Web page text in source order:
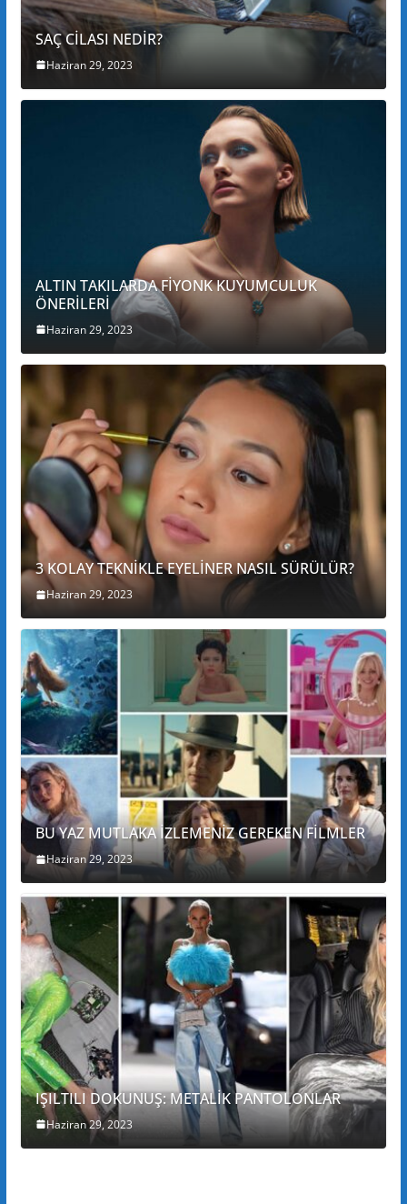
SAÇ CİLASI NEDİR?
Haziran 29, 2023
ALTIN TAKILARDA FİYONK KUYUMCULUK
ÖNERİLERİ
Haziran 29, 2023
3 KOLAY TEKNİKLE EYELİNER NASIL SÜRÜLÜR?
Haziran 29, 2023
BU YAZ MUTLAKA İZLEMENİZ GEREKEN FİLMLER
Haziran 29, 2023
IŞILTILI DOKUNUŞ: METALİK PANTOLONLAR
Haziran 29, 2023